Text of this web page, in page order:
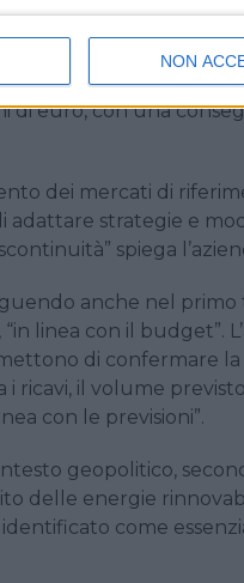
NON
e
con ricavi netti al 31
salito a 8,1 milioni di
di euro, con una
dei mercati di
adattare strategie e
spiega
anche nel
linea con il budget”.
di confermare
ricavi, il volume
con le previsioni”.
geopolitico,
delle energie
come